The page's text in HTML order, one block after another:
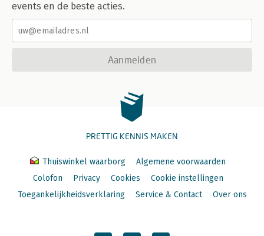
events en de beste acties.
Aanmelden
PRETTIG KENNIS MAKEN
Thuiswinkel waarborg
Algemene voorwaarden
Colofon
Privacy Cookies
Cookie instellingen
Toegankelijkheidsverklaring
Service & Contact Over ons